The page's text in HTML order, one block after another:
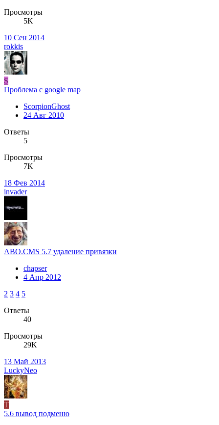
Просмотры
5K
10 Сен 2014
rokkis
S
Проблема с google map
ScorpionGhost
24 Авг 2010
Ответы
5
Просмотры
7K
18 Фев 2014
invader
ABO.CMS 5.7 удаление привязки
chapser
4 Апр 2012
2 3 4 5
Ответы
40
Просмотры
29K
13 Май 2013
LuckyNeo
T
5.6 вывод подменю